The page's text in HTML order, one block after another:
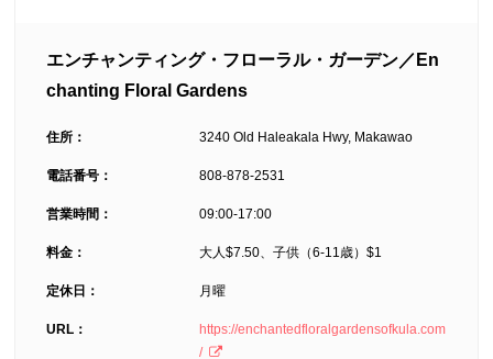
エンチャンティング・フローラル・ガーデン／En
chanting Floral Gardens
住所： 3240 Old Haleakala Hwy, Makawao
電話番号： 808-878-2531
営業時間： 09:00-17:00
料金： 大人$7.50、子供（6-11歳）$1
定休日： 月曜
URL：
https://enchantedfloralgardensofkula.com
/